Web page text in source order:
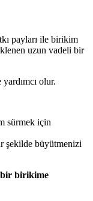
payları ile birikim
uzun vadeli bir
olur.
sürmek için
şekilde büyütmenizi
bir birikime